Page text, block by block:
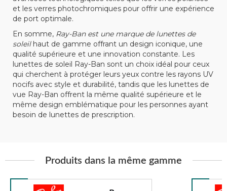
et les verres photochromiques pour offrir une expérience
de port optimale.
En somme, Ray-Ban est une marque de lunettes de
soleilhaut de gamme offrant un design iconique, une
qualité supérieure et une innovation constante. Les
lunettes de soleil Ray-Ban sont un choix idéal pour ceux
qui cherchent à protéger leurs yeux contre les rayons UV
nocifs avec style et durabilité, tandis que les lunettes de
vue Ray-Ban offrent la même qualité supérieure et le
même design emblématique pour les personnes ayant
besoin de lunettes de prescription.
Produits dans la même gamme